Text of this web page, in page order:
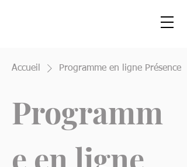
Accueil Programme en ligne Présence
Programm
e en ligne